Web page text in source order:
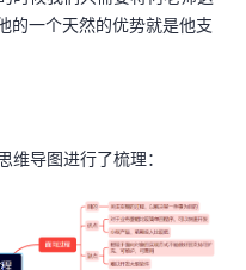
的一个天然的优势就是他支
维导图进行了梳理：